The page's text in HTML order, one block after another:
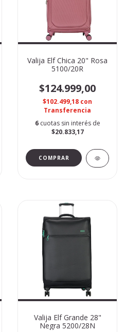
Valija Elf Chica 20" Rosa
5100/20R
$124.999,00
$102.499,18 con
Transferencia
6 cuotas sin interés de
$20.833,17
Valija Elf Grande 28"
Negra 5200/28N